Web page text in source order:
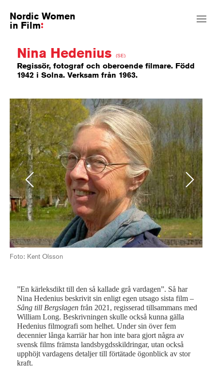
Nordic Women
in Film
Nina Hedenius (SE)
Regissör, fotograf och oberoende filmare. Född
1942 i Solna. Verksam från 1963.
Previous
Foto: Kent Olsson
Next
”En kärleksdikt till den så kallade grå vardagen”. Så har
Nina Hedenius beskrivit sin enligt egen utsago sista film –
Sång till Bergslagen från 2021, regisserad tillsammans med
William Long. Beskrivningen skulle också kunna gälla
Hedenius filmografi som helhet. Under sin över fem
decennier långa karriär har hon inte bara gjort några av
svensk films främsta landsbygdsskildringar, utan också
upphöjt vardagens detaljer till förtätade ögonblick av stor
kraft.